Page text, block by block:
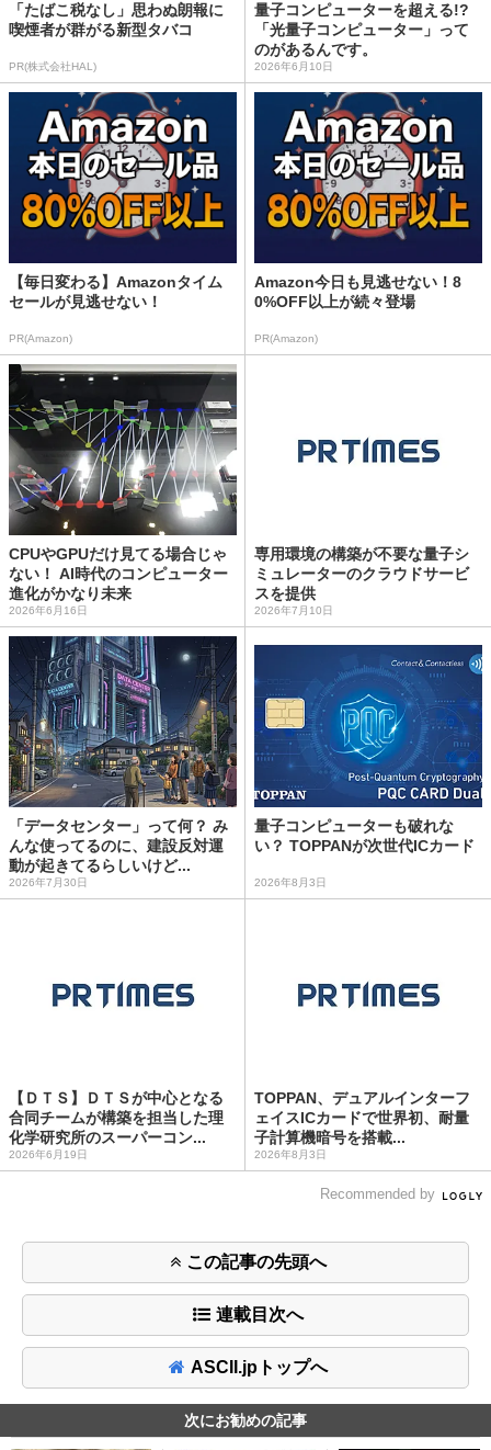
「たばこ税なし」思わぬ朗報に
喫煙者が群がる新型タバコ
PR(株式会社HAL)
量子コンピューターを超える!?
「光量子コンピューター」って
のがあるんです。
2026年6月10日
【毎日変わる】Amazonタイム
セールが見逃せない！
PR(Amazon)
Amazon今日も見逃せない！8
0%OFF以上が続々登場
PR(Amazon)
CPUやGPUだけ見てる場合じゃ
ない！ AI時代のコンピューター
進化がかなり未来
2026年6月16日
専用環境の構築が不要な量子シ
ミュレーターのクラウドサービ
スを提供
2026年7月10日
「データセンター」って何？ み
んな使ってるのに、建設反対運
動が起きてるらしいけど...
2026年7月30日
量子コンピューターも破れな
い？ TOPPANが次世代ICカード
2026年8月3日
【ＤＴＳ】ＤＴＳが中心となる
合同チームが構築を担当した理
化学研究所のスーパーコン...
2026年6月19日
TOPPAN、デュアルインターフ
ェイスICカードで世界初、耐量
子計算機暗号を搭載...
2026年8月3日
Recommended by
この記事の先頭へ
連載目次へ
ASCII.jpトップへ
次にお勧めの記事